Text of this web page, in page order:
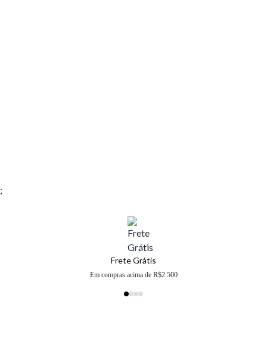
;
Frete Grátis
Em compras acima de R$2.500